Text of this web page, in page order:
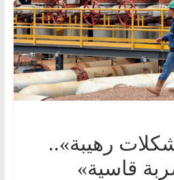
رهيبة»..
قاسية»